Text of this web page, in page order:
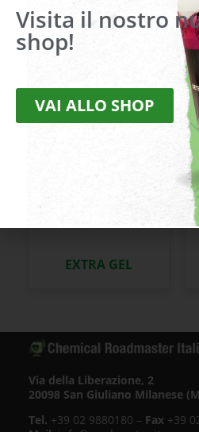
DETERGO LIGHT
EXTRA GEL
Via della Liberazione, 2
20098 San Giuliano Milanese
Tel. +39 02 9880180 – Fax+39
Visita il nostro
shop!
VAI ALLO SHOP